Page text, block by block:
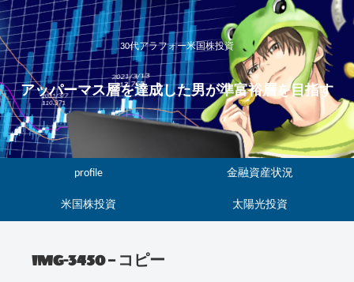
30代アラフォー米国株投資
アッパーマス層を達成した男が準富裕層を目指す
profile 金融資産状況
米国株投資 太陽光投資
IMG-3450 – コピー